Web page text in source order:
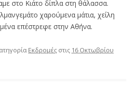
στο Κιάτο δίπλα στη θάλασσα.
χαρούμενα μάτια, χείλη
επέστρεφε στην Αθήνα.
Εκδρομές στις 16 Οκτωβρίου